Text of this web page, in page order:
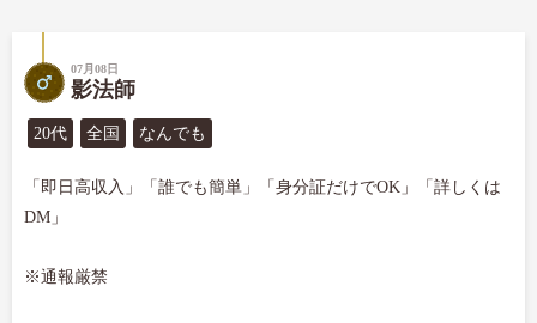
07月08日
影法師
20代 全国 なんでも
「即日高収入」「誰でも簡単」「身分証だけでOK」「詳しくは
DM」
※通報厳禁